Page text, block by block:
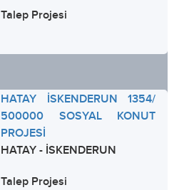
Talep Projesi
HATAY İSKENDERUN 1354/
500000 SOSYAL KONUT
PROJESİ
HATAY - İSKENDERUN
Talep Projesi